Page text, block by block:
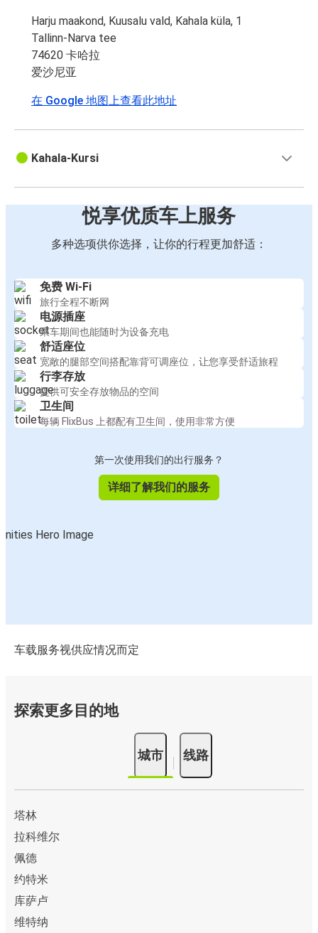
Harju maakond, Kuusalu vald, Kahala küla, 1
Tallinn-Narva tee
74620 卡哈拉
爱沙尼亚
在 Google 地图上查看此地址
Kahala-Kursi
悦享优质车上服务
多种选项供你选择，让你的行程更加舒适：
免费 Wi-Fi
旅行全程不断网
电源插座
乘车期间也能随时为设备充电
舒适座位
宽敞的腿部空间搭配靠背可调座位，让您享受舒适旅程
行李存放
提供可安全存放物品的空间
卫生间
每辆 FlixBus 上都配有卫生间，使用非常方便
第一次使用我们的出行服务？
详细了解我们的服务
车载服务视供应情况而定
探索更多目的地
城市 线路
塔林
拉科维尔
佩德
约特米
库萨卢
维特纳